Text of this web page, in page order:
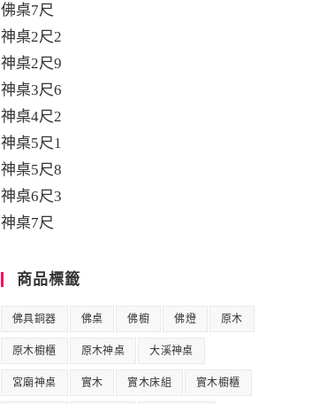
佛桌7尺
神桌2尺2
神桌2尺9
神桌3尺6
神桌4尺2
神桌5尺1
神桌5尺8
神桌6尺3
神桌7尺
商品標籤
佛具銅器 佛桌 佛櫥 佛燈 原木
原木櫥櫃 原木神桌 大溪神桌
宮廟神桌 實木 實木床組 實木櫥櫃